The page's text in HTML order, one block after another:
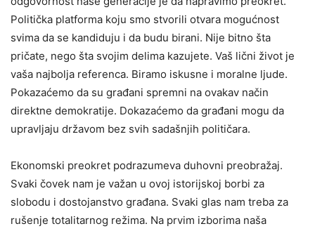
Politička platforma koju smo stvorili otvara mogućnost
svima da se kandiduju i da budu birani. Nije bitno šta
pričate, nego šta svojim delima kazujete. Vaš lični život je
vaša najbolja referenca. Biramo iskusne i moralne ljude.
Pokazaćemo da su građani spremni na ovakav način
direktne demokratije. Dokazaćemo da građani mogu da
upravljaju državom bez svih sadašnjih političara.
Ekonomski preokret podrazumeva duhovni preobražaj.
Svaki čovek nam je važan u ovoj istorijskoj borbi za
slobodu i dostojanstvo građana. Svaki glas nam treba za
rušenje totalitarnog režima. Na prvim izborima naša